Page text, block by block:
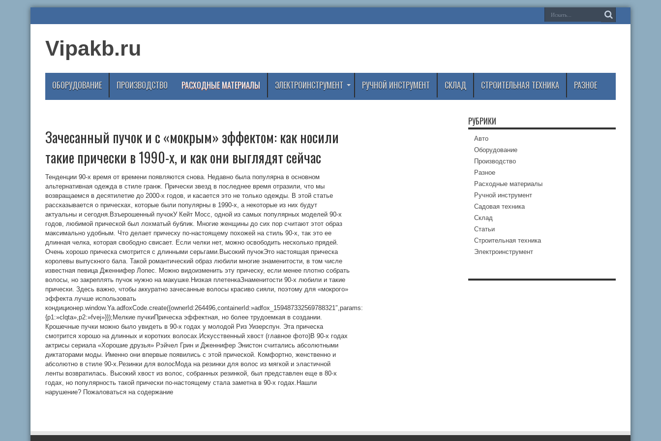
Vipakb.ru
ОБОРУДОВАНИЕ ПРОИЗВОДСТВО РАСХОДНЫЕ МАТЕРИАЛЫ ЭЛЕКТРОИНСТРУМЕНТ РУЧНОЙ ИНСТРУМЕНТ СКЛАД СТРОИТЕЛЬНАЯ ТЕХНИКА РАЗНОЕ
Зачесанный пучок и с «мокрым» эффектом: как носили
такие прически в 1990-х, и как они выглядят сейчас
Тенденции 90-х время от времени появляются снова. Недавно была популярна в основном
альтернативная одежда в стиле гранж. Прически звезд в последнее время отразили, что мы
возвращаемся в десятилетие до 2000-х годов, и касается это не только одежды. В этой статье
рассказывается о прическах, которые были популярны в 1990-х, а некоторые из них будут
актуальны и сегодня.Взъерошенный пучокУ Кейт Мосс, одной из самых популярных моделей 90-х
годов, любимой прической был лохматый бублик. Многие женщины до сих пор считают этот образ
максимально удобным. Что делает прическу по-настоящему похожей на стиль 90-х, так это ее
длинная челка, которая свободно свисает. Если челки нет, можно освободить несколько прядей.
Очень хорошо прическа смотрится с длинными серьгами.Высокий пучокЭто настоящая прическа
королевы выпускного бала. Такой романтический образ любили многие знаменитости, в том числе
известная певица Дженнифер Лопес. Можно видоизменить эту прическу, если менее плотно собрать
волосы, но закреплять пучок нужно на макушке.Низкая плетенкаЗнаменитости 90-х любили и такие
прически. Здесь важно, чтобы аккуратно зачесанные волосы красиво сияли, поэтому для «мокрого»
эффекта лучше использовать
кондиционер.window.Ya.adfoxCode.create({ownerId:264496,containerId:»adfox_159487332569788321″,params:
{p1:»clqta»,p2:»fvej»}});Мелкие пучкиПрическа эффектная, но более трудоемкая в создании.
Крошечные пучки можно было увидеть в 90-х годах у молодой Риз Уизерспун. Эта прическа
смотрится хорошо на длинных и коротких волосах.Искусственный хвост (главное фото)В 90-х годах
актрисы сериала «Хорошие друзья» Рэйчел Грин и Дженнифер Энистон считались абсолютными
диктаторами моды. Именно они впервые появились с этой прической. Комфортно, женственно и
абсолютно в стиле 90-х.Резинки для волосМода на резинки для волос из мягкой и эластичной
ленты возвратилась. Высокий хвост из волос, собранных резинкой, был представлен еще в 80-х
годах, но популярность такой прически по-настоящему стала заметна в 90-х годах.Нашли
нарушение? Пожаловаться на содержание
РУБРИКИ
Авто
Оборудование
Производство
Разное
Расходные материалы
Ручной инструмент
Садовая техника
Склад
Статьи
Строительная техника
Электроинструмент